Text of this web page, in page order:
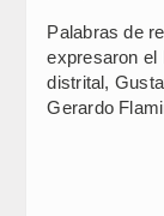
Palabras de
expresaron el
distrital,
Gerardo